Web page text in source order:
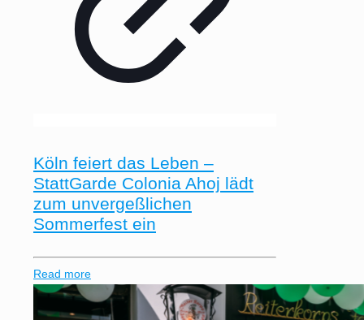
Köln feiert das Leben –
StattGarde Colonia Ahoj lädt
zum unvergeßlichen
Sommerfest ein
Read more